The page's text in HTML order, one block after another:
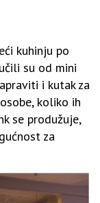
kuhinju po
su od mini
i kutak za
koliko ih
se produžuje,
za